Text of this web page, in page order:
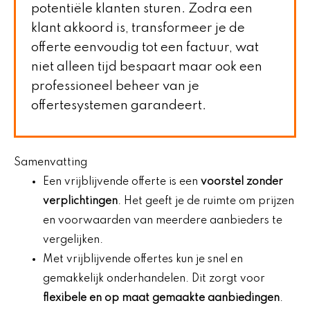
potentiële klanten sturen. Zodra een
klant akkoord is, transformeer je de
offerte eenvoudig tot een factuur, wat
niet alleen tijd bespaart maar ook een
professioneel beheer van je
offertesystemen garandeert.
Samenvatting
Een vrijblijvende offerte is een voorstel zonder
verplichtingen. Het geeft je de ruimte om prijzen
en voorwaarden van meerdere aanbieders te
vergelijken.
Met vrijblijvende offertes kun je snel en
gemakkelijk onderhandelen. Dit zorgt voor
flexibele en op maat gemaakte aanbiedingen.